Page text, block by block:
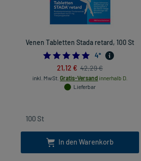
Venen Tabletten Stada retard, 100 St
5.0
4*
21,12 € 42,29 €
inkl. MwSt. Gratis-Versand innerhalb D.
Lieferbar
In den Warenkorb